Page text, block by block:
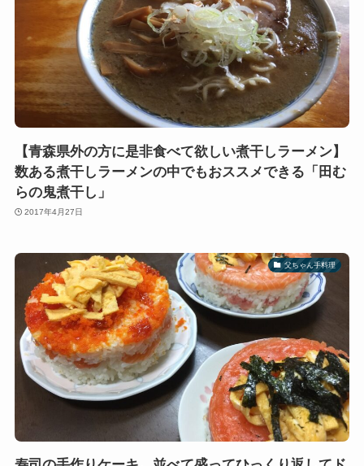
【青森県外の方に是非食べて欲しい煮干しラーメン】
数ある煮干しラーメンの中でもおススメできる「田む
らの鬼煮干し」
2017年4月27日
父ちゃん手料理